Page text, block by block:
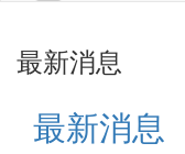
最新消息
最新消息